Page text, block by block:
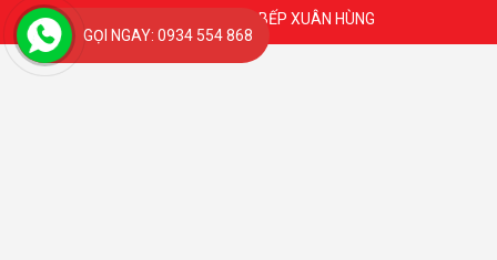
Coppyright 2020 @ BẾP XUÂN HÙNG
GỌI NGAY: 0934 554 868